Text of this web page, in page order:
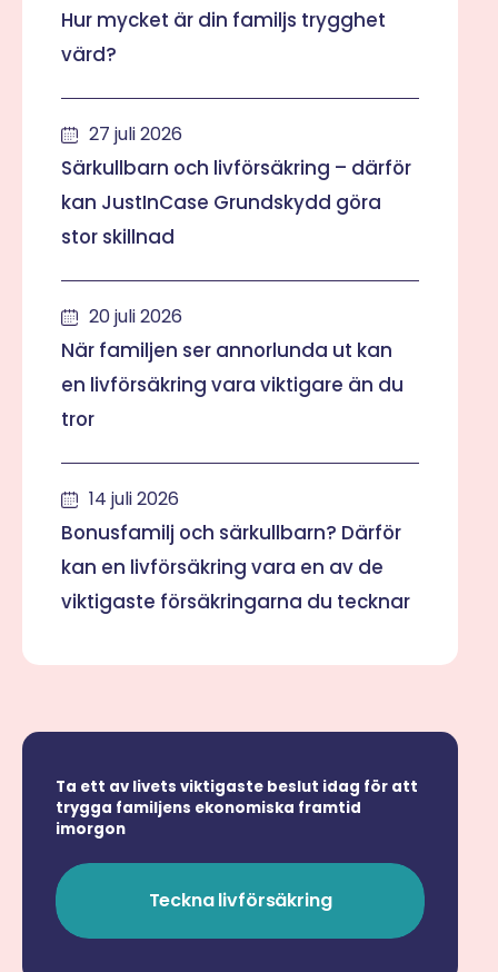
Hur mycket är din familjs trygghet
värd?
27 juli 2026
Särkullbarn och livförsäkring – därför
kan JustInCase Grundskydd göra
stor skillnad
20 juli 2026
När familjen ser annorlunda ut kan
en livförsäkring vara viktigare än du
tror
14 juli 2026
Bonusfamilj och särkullbarn? Därför
kan en livförsäkring vara en av de
viktigaste försäkringarna du tecknar
Ta ett av livets viktigaste beslut idag för att
trygga familjens ekonomiska framtid
imorgon
Teckna livförsäkring